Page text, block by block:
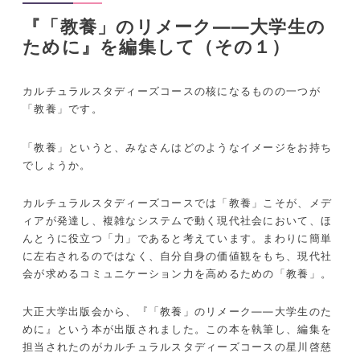
『「教養」のリメーク――大学生の
ために』を編集して（その１）
カルチュラルスタディーズコースの核になるものの一つが
「教養」です。
「教養」というと、みなさんはどのようなイメージをお持ち
でしょうか。
カルチュラルスタディーズコースでは「教養」こそが、メデ
ィアが発達し、複雑なシステムで動く現代社会において、ほ
んとうに役立つ「力」であると考えています。まわりに簡単
に左右されるのではなく、自分自身の価値観をもち、現代社
会が求めるコミュニケーション力を高めるための「教養」。
大正大学出版会から、『「教養」のリメーク――大学生のた
めに』という本が出版されました。この本を執筆し、編集を
担当されたのがカルチュラルスタディーズコースの星川啓慈